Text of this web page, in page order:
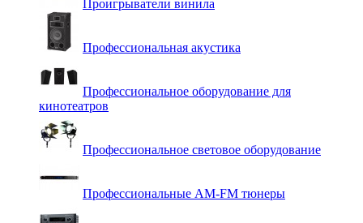
Проигрыватели винила
Профессиональная акустика
Профессиональное оборудование для
кинотеатров
Профессиональное световое оборудование
Профессиональные AM-FM тюнеры